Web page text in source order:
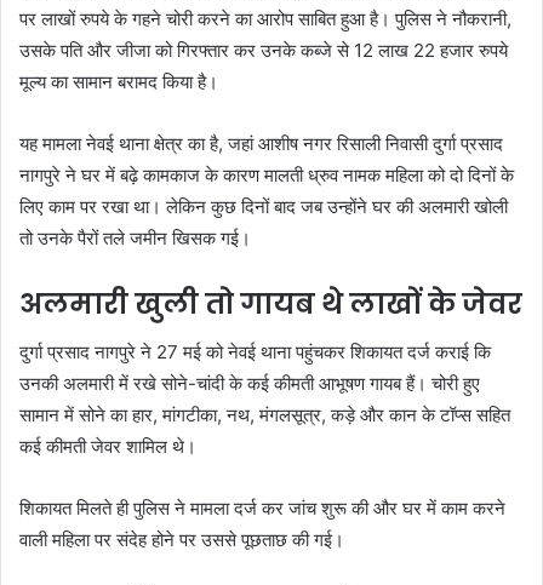
पर लाखों रुपये के गहने चोरी करने का आरोप साबित हुआ है। पुलिस ने नौकरानी,
उसके पति और जीजा को गिरफ्तार कर उनके कब्जे से 12 लाख 22 हजार रुपये
मूल्य का सामान बरामद किया है।
यह मामला नेवई थाना क्षेत्र का है, जहां आशीष नगर रिसाली निवासी दुर्गा प्रसाद
नागपुरे ने घर में बढ़े कामकाज के कारण मालती ध्रुव नामक महिला को दो दिनों के
लिए काम पर रखा था। लेकिन कुछ दिनों बाद जब उन्होंने घर की अलमारी खोली
तो उनके पैरों तले जमीन खिसक गई।
अलमारी खुली तो गायब थे लाखों के जेवर
दुर्गा प्रसाद नागपुरे ने 27 मई को नेवई थाना पहुंचकर शिकायत दर्ज कराई कि
उनकी अलमारी में रखे सोने-चांदी के कई कीमती आभूषण गायब हैं। चोरी हुए
सामान में सोने का हार, मांगटीका, नथ, मंगलसूत्र, कड़े और कान के टॉप्स सहित
कई कीमती जेवर शामिल थे।
शिकायत मिलते ही पुलिस ने मामला दर्ज कर जांच शुरू की और घर में काम करने
वाली महिला पर संदेह होने पर उससे पूछताछ की गई।